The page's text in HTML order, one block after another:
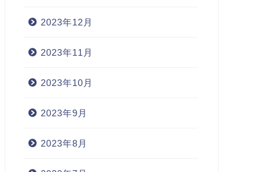
2023年12月
2023年11月
2023年10月
2023年9月
2023年8月